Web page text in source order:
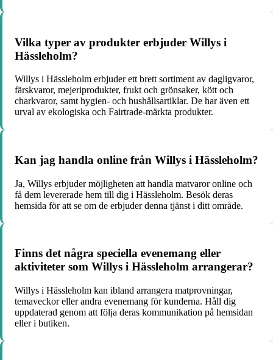
Vilka typer av produkter erbjuder Willys i
Hässleholm?
Willys i Hässleholm erbjuder ett brett sortiment av dagligvaror,
färskvaror, mejeriprodukter, frukt och grönsaker, kött och
charkvaror, samt hygien- och hushållsartiklar. De har även ett
urval av ekologiska och Fairtrade-märkta produkter.
Kan jag handla online från Willys i Hässleholm?
Ja, Willys erbjuder möjligheten att handla matvaror online och
få dem levererade hem till dig i Hässleholm. Besök deras
hemsida för att se om de erbjuder denna tjänst i ditt område.
Finns det några speciella evenemang eller
aktiviteter som Willys i Hässleholm arrangerar?
Willys i Hässleholm kan ibland arrangera matprovningar,
temaveckor eller andra evenemang för kunderna. Håll dig
uppdaterad genom att följa deras kommunikation på hemsidan
eller i butiken.